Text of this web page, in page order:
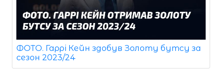
ФОТО. Гаррі Кейн здобув Золоту бутсу за
сезон 2023/24